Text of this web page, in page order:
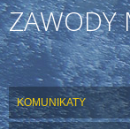
ZAWODY
KOMUNIKATY